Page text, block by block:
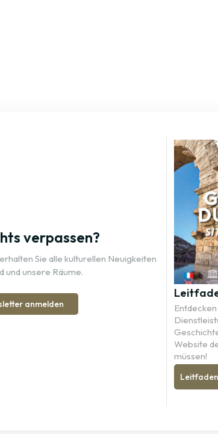
verpassen?
Sie alle kulturellen Neuigkeiten
und unsere Räume.
anmelden
Entdecken
Website
müssen!